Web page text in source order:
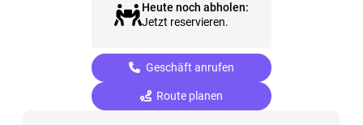
Heute noch abholen:
Jetzt reservieren.
Geschäft anrufen
Route planen